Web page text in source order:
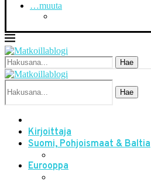
…muuta
Hae
Hae
Kirjoittaja
Suomi, Pohjoismaat & Baltia
Eurooppa